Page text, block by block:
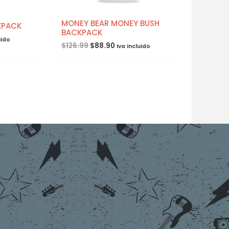
MONEY BEAR MONEY BUSH
BACKPACK
$126.99$88.90 Iva incluido